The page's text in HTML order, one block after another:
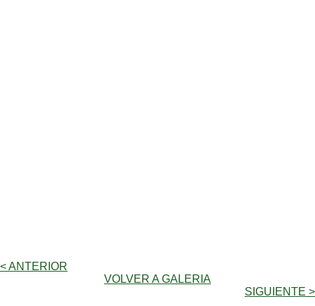
< ANTERIOR
VOLVER A GALERIA
SIGUIENTE >